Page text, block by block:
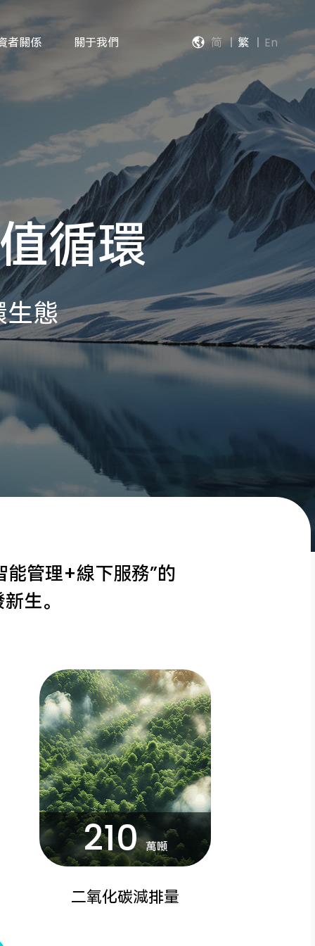
者關係 關于我們 简 繁 En
循環
態
管理+線下服務”的
生。
210 萬噸
二氧化碳減排量